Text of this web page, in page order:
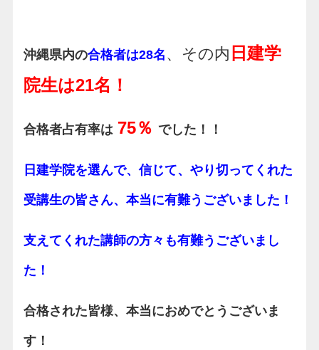
沖縄県内の合格者は28名 、その内 日建学
院生は21名！
合格者占有率は 75％ でした！！
日建学院を選んで、信じて、やり切ってくれた
受講生の皆さん、本当に有難うございました！
支えてくれた講師の方々も有難うございまし
た！
合格された皆様、本当におめでとうございま
す！